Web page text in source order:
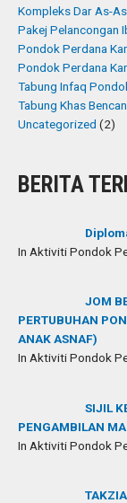
Kompleks Dar As-
Pakej Pelancongan
Pondok Perdana
Pondok Perdana
Tabung Infaq
Tabung Khas
Uncategorized (2)
BERITA
In Aktiviti Pondok
JOM
PERTUBUHAN
ANAK ASNAF)
In Aktiviti Pondok
SIJIL
PENGAMBILAN
In Aktiviti Pondok